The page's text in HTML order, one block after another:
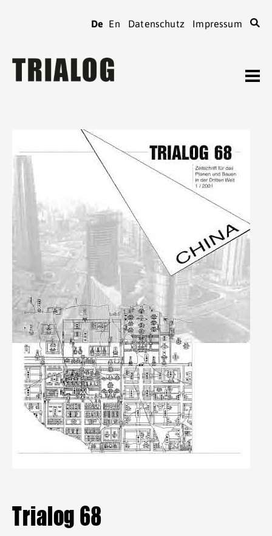
bestellen
Beiträge verfassen
TRIALOG
Kontaktadressen
TRIALOGTagungen
Spenden
TRIALOGMitgliedschaft
Mitgliederbereich
Aktuelle Hefte
Heftarchiv
TRIALOGbestellen
Trialog 68
De En Datenschutz Impressum